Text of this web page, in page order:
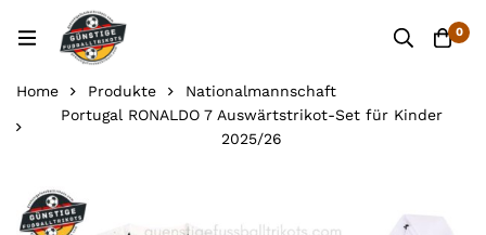
0
Home Produkte
Nationalmannschaft
Portugal RONALDO 7 Auswärtstrikot-Set für Kinder
2025/26